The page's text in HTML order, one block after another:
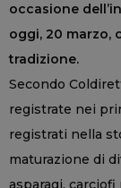
occasione
oggi, 20 marzo,
tradizione.
Secondo
registrate nei
registrati nella
maturazione di
asparagi,